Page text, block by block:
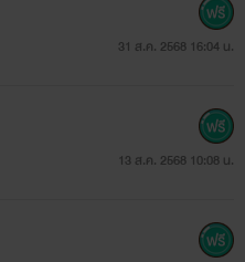
31 ส.ค. 2568 16:04 น.
13 ส.ค. 2568 10:08 น.